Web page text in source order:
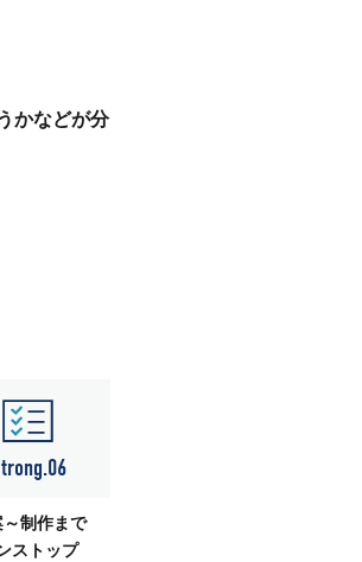
かなどが分
～制作まで
ストップ